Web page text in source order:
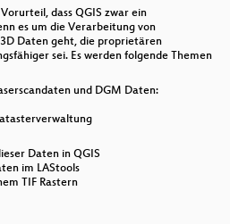
dass QGIS zwar ein
es um die Verarbeitung von
Daten geht, die proprietären
sei. Es werden folgende Themen
und DGM Daten:
Daten in QGIS
im LAStools
TIF Rastern